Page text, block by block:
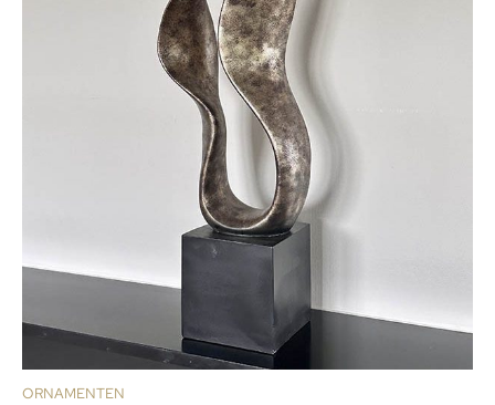
ORNAMENTEN